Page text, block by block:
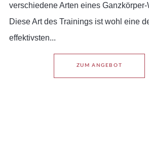
verschiedene Arten eines Ganzkörper-
Diese Art des Trainings ist wohl eine
effektivsten...
ZUM ANGEBOT